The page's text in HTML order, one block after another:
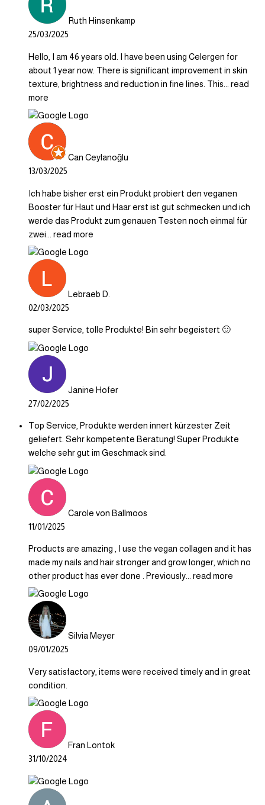
Ruth Hinsenkamp
25/03/2025
Hello, I am 46 years old. I have been using Celergen for
about 1 year now. There is significant improvement in skin
texture, brightness and reduction in fine lines. This ... read
more
Can Ceylanoğlu
13/03/2025
Ich habe bisher erst ein Produkt probiert den veganen
Booster für Haut und Haar erst ist gut schmecken und ich
werde das Produkt zum genauen Testen noch einmal für
zwei ... read more
Lebraeb D.
02/03/2025
super Service, tolle Produkte! Bin sehr begeistert 🙂
Janine Hofer
27/02/2025
Top Service, Produkte werden innert kürzester Zeit
geliefert. Sehr kompetente Beratung! Super Produkte
welche sehr gut im Geschmack sind.
Carole von Ballmoos
11/01/2025
Products are amazing , I use the vegan collagen and it has
made my nails and hair stronger and grow longer, which no
other product has ever done . Previously ... read more
Silvia Meyer
09/01/2025
Very satisfactory, items were received timely and in great
condition.
Fran Lontok
31/10/2024